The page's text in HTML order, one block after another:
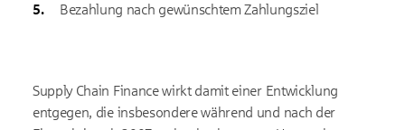
Bezahlung nach gewünschtem Zahlungsziel
Supply Chain Finance wirkt damit einer Entwicklung
entgegen, die insbesondere während und nach der